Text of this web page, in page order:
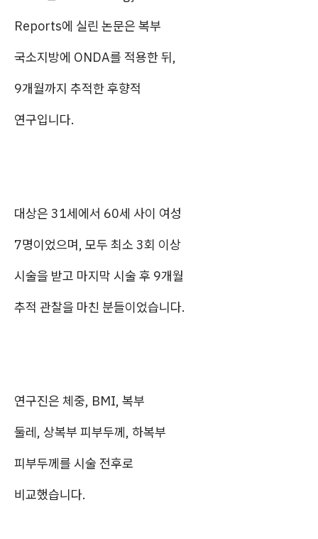
Reports에 실린 논문은 복부
국소지방에 ONDA를 적용한 뒤,
9개월까지 추적한 후향적
연구입니다.
대상은 31세에서 60세 사이 여성
7명이었으며, 모두 최소 3회 이상
시술을 받고 마지막 시술 후 9개월
추적 관찰을 마친 분들이었습니다.
연구진은 체중, BMI, 복부
둘레, 상복부 피부두께, 하복부
피부두께를 시술 전후로
비교했습니다.